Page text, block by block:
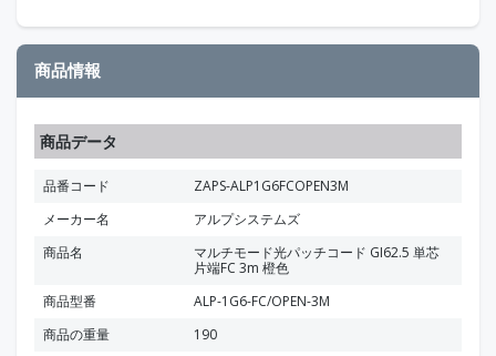
商品情報
商品データ
品番コード
ZAPS-ALP1G6FCOPEN3M
メーカー名
アルプシステムズ
商品名
マルチモード光パッチコード GI62.5 単芯
片端FC 3m 橙色
商品型番
ALP-1G6-FC/OPEN-3M
商品の重量
190